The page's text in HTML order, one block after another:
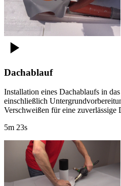
Dachablauf
Installation eines Dachablaufs in
einschließlich
Verschweißen für eine zuverlässige
5m 23s